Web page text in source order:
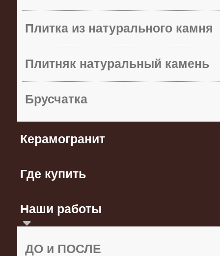
Плитка из натурального камня
Плитняк натуральный камень
Брусчатка
Керамогранит
Где купить
Наши работы
ДО и ПОСЛЕ